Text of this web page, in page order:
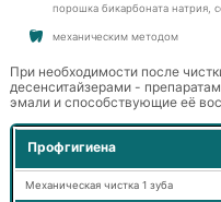
порошка бикарбоната натрия,
механическим методом
При необходимости после
десенситайзерами -
эмали и способствующие её
Профгигиена
Механическая чистка 1 зуба